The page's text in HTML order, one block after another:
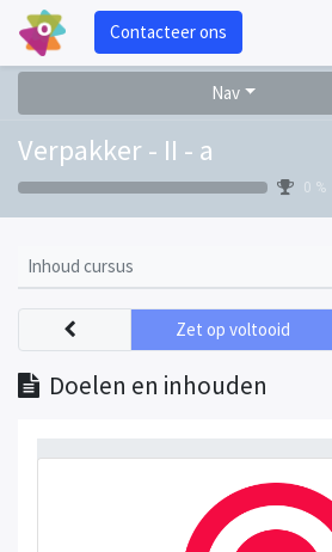
Contacteer ons
Nav
Verpakker - II - a
0 %
Inhoud cursus
Doelen en inhouden
Zet op voltooid